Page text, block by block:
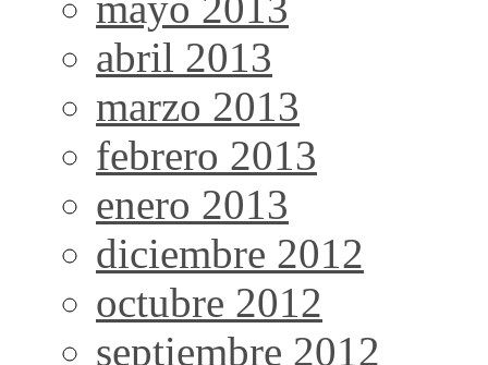
abril 2013
marzo 2013
febrero 2013
enero 2013
diciembre 2012
octubre 2012
septiembre 2012